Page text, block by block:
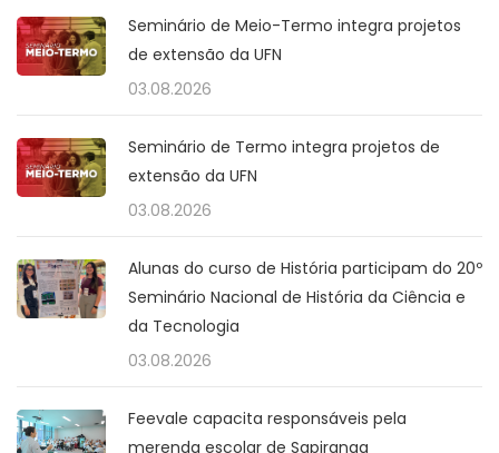
Seminário de Meio-Termo integra projetos
de extensão da UFN
03.08.2026
Seminário de Termo integra projetos de
extensão da UFN
03.08.2026
Alunas do curso de História participam do 20º
Seminário Nacional de História da Ciência e
da Tecnologia
03.08.2026
Feevale capacita responsáveis pela
merenda escolar de Sapiranga